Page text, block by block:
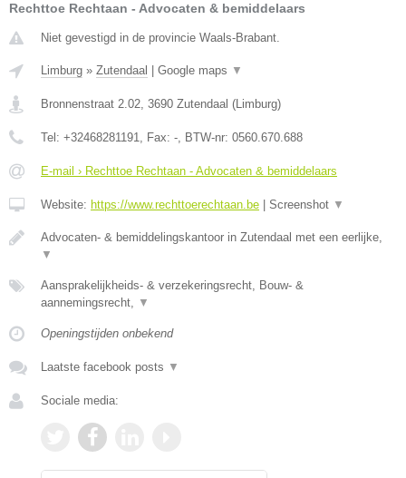
Rechttoe Rechtaan - Advocaten & bemiddelaars
Niet gevestigd in de provincie Waals-Brabant.
Limburg » Zutendaal Google maps ▼
Bronnenstraat 2.02, 3690 Zutendaal (Limburg)
Tel: +32468281191, Fax: -, BTW-nr: 0560.670.688
E-mail › Rechttoe Rechtaan - Advocaten & bemiddelaars
Website: https://www.rechttoerechtaan.be Screenshot ▼
Advocaten- & bemiddelingskantoor in Zutendaal met een eerlijke,
▼
Aansprakelijkheids- & verzekeringsrecht, Bouw- &
aannemingsrecht, ▼
Openingstijden onbekend
Laatste facebook posts ▼
Sociale media: